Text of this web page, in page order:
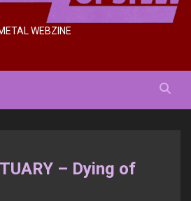
WEBZINE
– Dying of